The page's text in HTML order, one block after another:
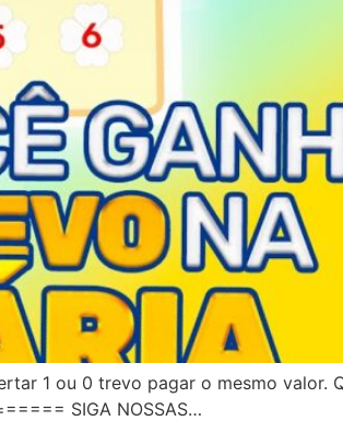
1 ou 0 trevo pagar o mesmo valor.
SIGA NOSSAS…